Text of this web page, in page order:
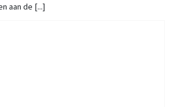
aan de [...]